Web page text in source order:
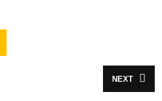
NEXT
post: